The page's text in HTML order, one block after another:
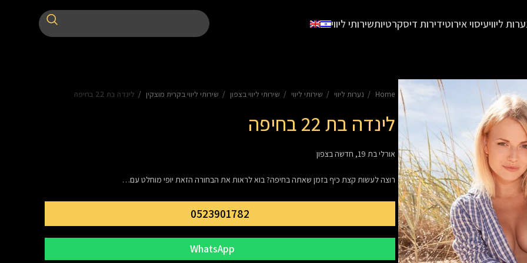
ליוויעיסוי אירוטידירות דיסקרטיותשירותי ליווי
Home נערות ליווי שירותי ליווי שירותי ליווי בצפון שירותי ליווי בקרית מוצקין לינדה בת 22 בחיפה
לינדה בת 22 בחיפה
אורלי בת 19, חדשה בצפון
רוצה לעשות קצת כיף בזמן שאתה בחיפה? בוא לראות את הבחורה הזאת יופי מוחלט עם…
0523901782